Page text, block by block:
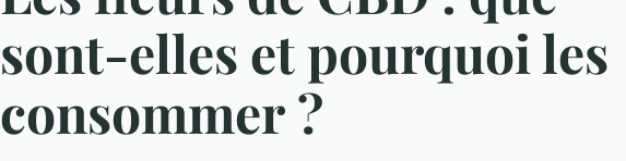
sont-elles et pourquoi les
consommer ?